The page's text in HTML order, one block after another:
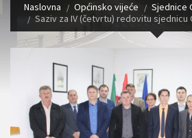
Naslovna Općinsko vijeće
Sjednice
Saziv za IV (četvrtu) redovitu sjednicu